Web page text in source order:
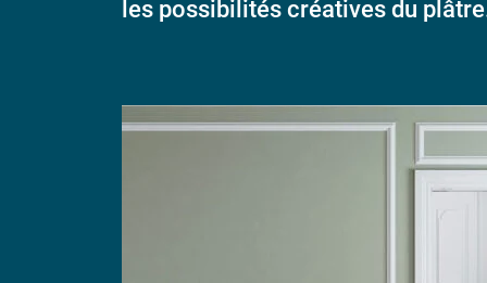
les possibilités créatives du